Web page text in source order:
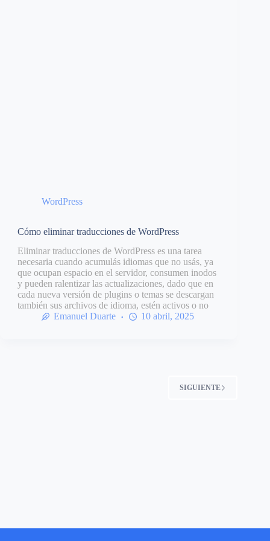
WordPress
Cómo eliminar traducciones de WordPress
Eliminar traducciones de WordPress es una tarea
necesaria cuando acumulás idiomas que no usás, ya
que ocupan espacio en el servidor, consumen inodos
y pueden ralentizar las actualizaciones, dado que en
cada nueva versión de plugins o temas se descargan
también sus archivos de idioma, estén activos o no
Emanuel Duarte
10 abril, 2025
SIGUIENTE